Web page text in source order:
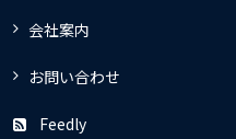
会社案内
お問い合わせ
Feedly